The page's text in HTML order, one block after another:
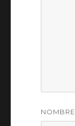
NOMBRE